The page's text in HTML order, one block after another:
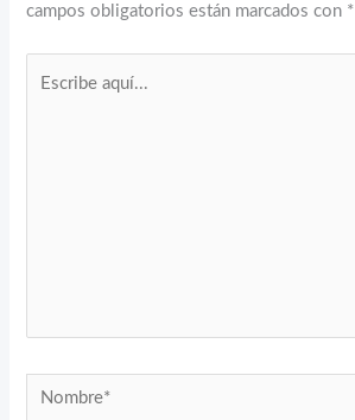
campos obligatorios están marcados con *
Nombre*